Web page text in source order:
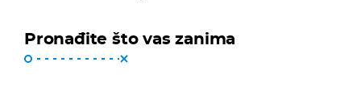
Pronađite što vas zanima